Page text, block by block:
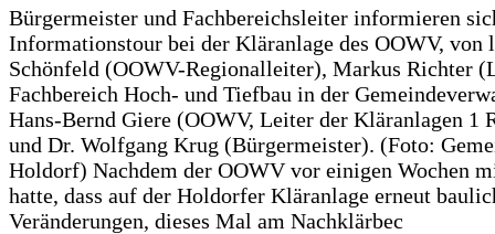
Bürgermeister und Fachbereichsleiter informieren
Informationstour bei der Kläranlage des OOWV, von
Schönfeld (OOWV-Regionalleiter), Markus Richter
Fachbereich Hoch- und Tiefbau in der
Hans-Bernd Giere (OOWV, Leiter der Kläranlagen 1
und Dr. Wolfgang Krug (Bürgermeister). (Foto:
Holdorf) Nachdem der OOWV vor einigen Wochen
hatte, dass auf der Holdorfer Kläranlage erneut
Veränderungen, dieses Mal am Nachklärbec